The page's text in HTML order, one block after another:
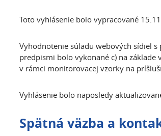
Toto vyhlásenie bolo vypracované
Vyhodnotenie súladu webových sídiel
predpismi bolo vykonané c) na
v rámci monitorovacej vzorky na
Vyhlásenie bolo naposledy
Spätná väzba a